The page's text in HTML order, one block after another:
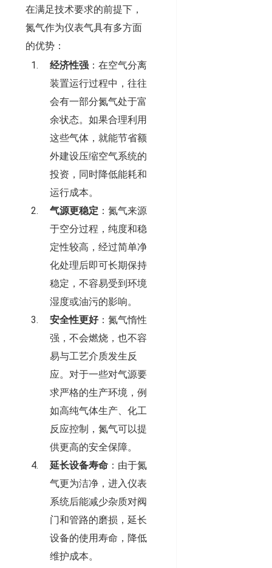
在满足技术要求的前提下，
氮气作为仪表气具有多方面
的优势：
经济性强 ：在空气分离
装置运行过程中，往往
会有一部分氮气处于富
余状态。如果合理利用
这些气体，就能节省额
外建设压缩空气系统的
投资，同时降低能耗和
运行成本。
气源更稳定 ：氮气来源
于空分过程，纯度和稳
定性较高，经过简单净
化处理后即可长期保持
稳定，不容易受到环境
湿度或油污的影响。
安全性更好：氮气惰性
强，不会燃烧，也不容
易与工艺介质发生反
应。对于一些对气源要
求严格的生产环境，例
如高纯气体生产、化工
反应控制，氮气可以提
供更高的安全保障。
延长设备寿命 ：由于氮
气更为洁净，进入仪表
系统后能减少杂质对阀
门和管路的磨损，延长
设备的使用寿命，降低
维护成本。